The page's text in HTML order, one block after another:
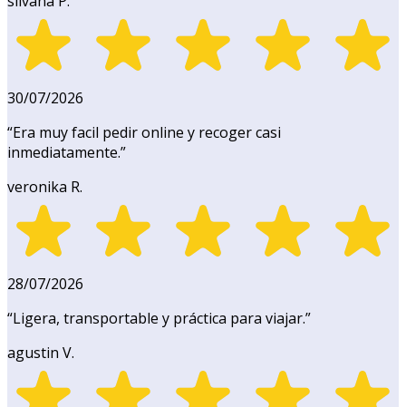
30/07/2026
“Era muy facil pedir online y recoger casi
inmediatamente.”
veronika R.
28/07/2026
“Ligera, transportable y práctica para viajar.”
agustin V.